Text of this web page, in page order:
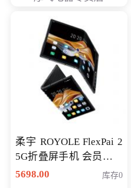
柔宇 ROYOLE FlexPai 2
5G折叠屏手机 会员专享
购买价格 4998元
5698.00 库存0